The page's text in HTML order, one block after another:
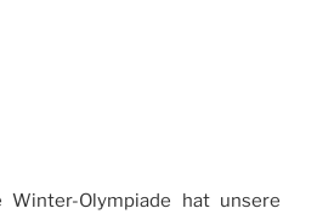
Winter-Olympiade hat unsere